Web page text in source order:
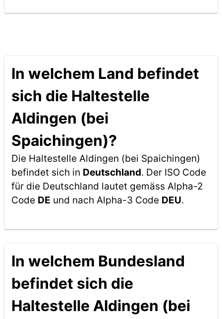
In welchem Land befindet
sich die Haltestelle
Aldingen (bei
Spaichingen)?
Die Haltestelle Aldingen (bei Spaichingen)
befindet sich in Deutschland. Der ISO Code
für die Deutschland lautet gemäss Alpha-2
Code DE und nach Alpha-3 Code DEU.
In welchem Bundesland
befindet sich die
Haltestelle Aldingen (bei